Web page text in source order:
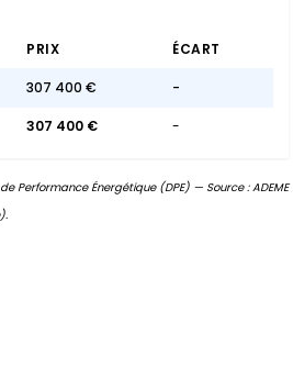
PRIX ÉCART
307 400 € -
307 400 € -
Performance Énergétique (DPE) — Source : ADEME